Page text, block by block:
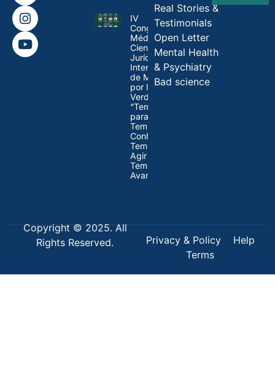
IV
Congresso
Médico-
Científico-
Jurídico
Internacional
de Médicos
por la
Verdad:
“Tempo
para Refletir,
Tempo para
Conhecer,
Tempo para
Agir e
Tempo para
Avançar”
Real Stories &
Testimonials
Open Letter
Mental Health
& Psychiatry
Bad science
Copyright © 2025. All
Rights Reserved.
Privacy & Policy
Help
Terms